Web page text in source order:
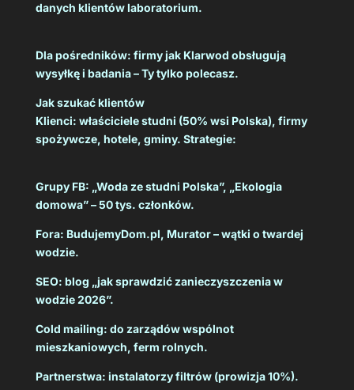
danych klientów laboratorium.
Dla pośredników: firmy jak Klarwod obsługują
wysyłkę i badania – Ty tylko polecasz.
Jak szukać klientów
Klienci: właściciele studni (50% wsi Polska), firmy
spożywcze, hotele, gminy. Strategie:
Grupy FB: „Woda ze studni Polska”, „Ekologia
domowa” – 50 tys. członków.
Fora: BudujemyDom.pl, Murator – wątki o twardej
wodzie.
SEO: blog „jak sprawdzić zanieczyszczenia w
wodzie 2026”.
Cold mailing: do zarządów wspólnot
mieszkaniowych, ferm rolnych.
Partnerstwa: instalatorzy filtrów (prowizja 10%).